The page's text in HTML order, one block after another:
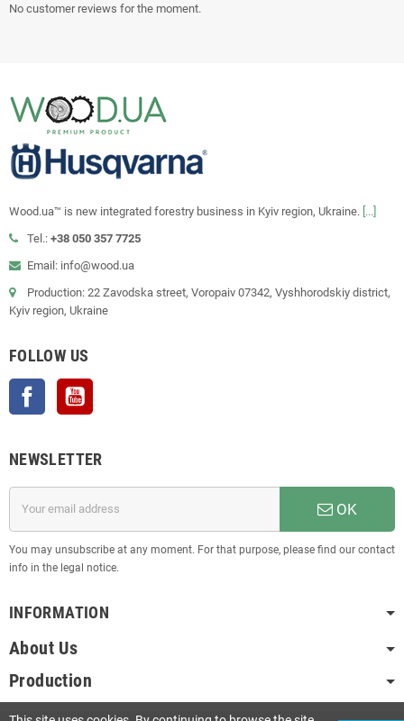
No customer reviews for the moment.
Wood.ua™ is new integrated forestry business in Kyiv region, Ukraine. [...]
Tel.: +38 050 357 7725
Email: info@wood.ua
Production: 22 Zavodska street, Voropaiv 07342, Vyshhorodskiy district,
Kyiv region, Ukraine
FOLLOW US
Facebook
NEWSLETTER
OK
You may unsubscribe at any moment. For that purpose, please find our contact
info in the legal notice.
INFORMATION
About Us
Production